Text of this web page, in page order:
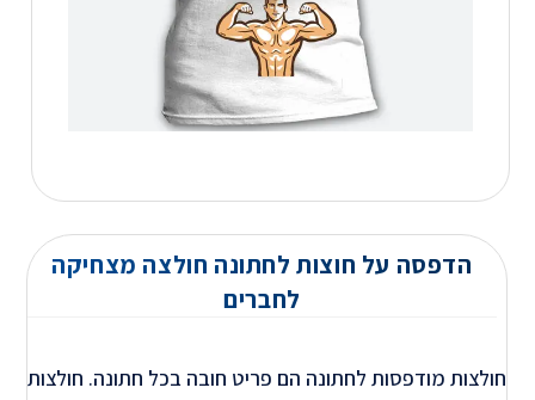
הדפסה על חוצות לחתונה חולצה מצחיקה
לחברים
חולצות מודפסות לחתונה הם פריט חובה בכל חתונה. חולצות